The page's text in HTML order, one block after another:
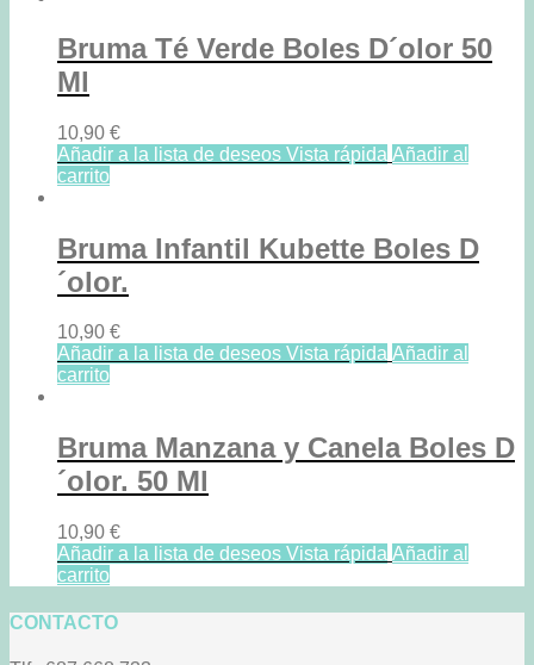
Bruma Té Verde Boles D´olor 50
Ml
10,90 €
Añadir a la lista de deseos Vista rápida Añadir al
carrito
Bruma Infantil Kubette Boles D
´olor.
10,90 €
Añadir a la lista de deseos Vista rápida Añadir al
carrito
Bruma Manzana y Canela Boles D
´olor. 50 Ml
10,90 €
Añadir a la lista de deseos Vista rápida Añadir al
carrito
CONTACTO